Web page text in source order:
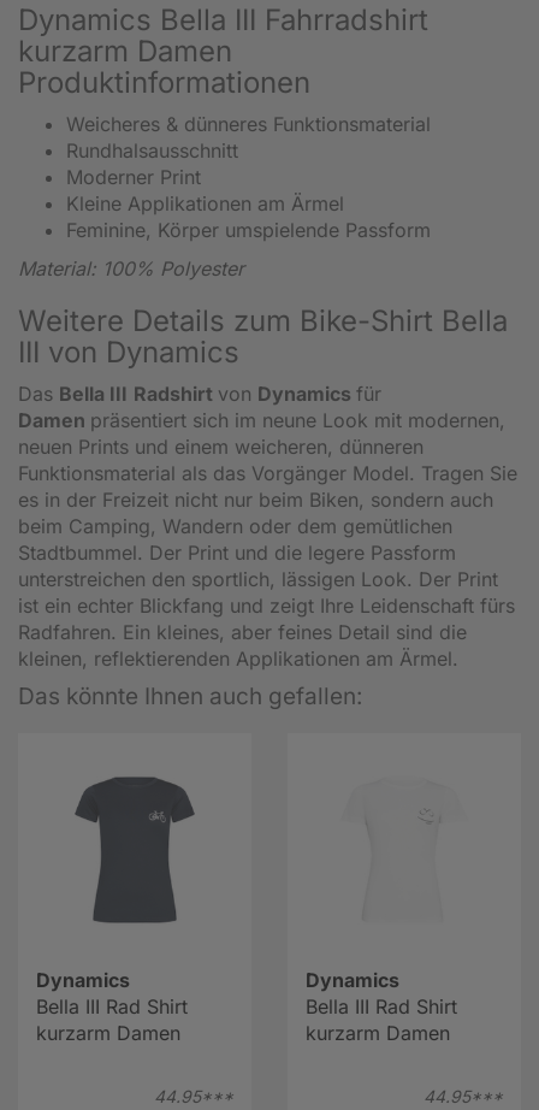
Dynamics Bella III Fahrradshirt
kurzarm Damen
Produktinformationen
Weicheres & dünneres Funktionsmaterial
Rundhalsausschnitt
Moderner Print
Kleine Applikationen am Ärmel
Feminine, Körper umspielende Passform
Material: 100% Polyester
Weitere Details zum Bike-Shirt Bella
III von Dynamics
Das Bella III Radshirt von Dynamics für
Damen präsentiert sich im neune Look mit modernen,
neuen Prints und einem weicheren, dünneren
Funktionsmaterial als das Vorgänger Model. Tragen Sie
es in der Freizeit nicht nur beim Biken, sondern auch
beim Camping, Wandern oder dem gemütlichen
Stadtbummel. Der Print und die legere Passform
unterstreichen den sportlich, lässigen Look. Der Print
ist ein echter Blickfang und zeigt Ihre Leidenschaft fürs
Radfahren. Ein kleines, aber feines Detail sind die
kleinen, reflektierenden Applikationen am Ärmel.
Das könnte Ihnen auch gefallen:
Dynamics
Bella III Rad Shirt
kurzarm Damen
44.95***
Dynamics
Bella III Rad Shirt
kurzarm Damen
44.95***